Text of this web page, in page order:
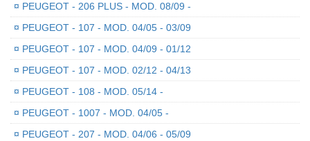
¤ PEUGEOT - 206 PLUS - MOD. 08/09 -
¤ PEUGEOT - 107 - MOD. 04/05 - 03/09
¤ PEUGEOT - 107 - MOD. 04/09 - 01/12
¤ PEUGEOT - 107 - MOD. 02/12 - 04/13
¤ PEUGEOT - 108 - MOD. 05/14 -
¤ PEUGEOT - 1007 - MOD. 04/05 -
¤ PEUGEOT - 207 - MOD. 04/06 - 05/09